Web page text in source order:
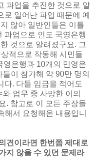
파업을 추진한 것으로 알
일어난 파업 때문에 예
않아 일반인들은 이틀
파업으로 인도 국영은행
것으로 알려졌구요. 그
적으로 작동해 시민들
영은행과 10개의 민영은
이 참가해 약 90만 명의
다. 다들 임금을 적어도
업무 중 사망한 이의
. 참고로 이 모든 주장들
해서 요청해온 내용입니
견이라면 한번쯤 제대로
지 않을 수 있던 문제라